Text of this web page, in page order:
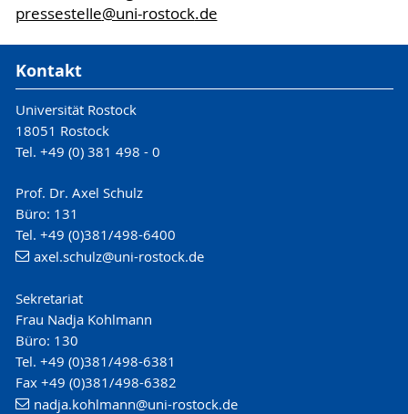
pressestelle@uni-rostock.de
Kontakt
Universität Rostock
18051 Rostock
Tel. +49 (0) 381 498 - 0
Prof. Dr. Axel Schulz
Büro: 131
Tel. +49 (0)381/498-6400
axel.schulz@uni-rostock.de
Sekretariat
Frau Nadja Kohlmann
Büro: 130
Tel. +49 (0)381/498-6381
Fax +49 (0)381/498-6382
nadja.kohlmann@uni-rostock.de